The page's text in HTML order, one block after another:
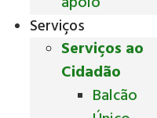
Serviços
Serviços ao
Cidadão
Balcão